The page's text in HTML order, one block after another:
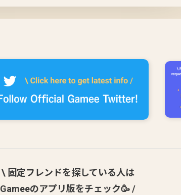
\ 固定フレンドを探している人は
Gameeのアプリ版をチェック🥳 /